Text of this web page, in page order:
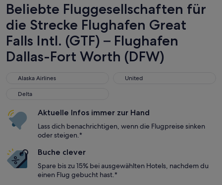
Beliebte Fluggesellschaften für
die Strecke Flughafen Great
Falls Intl. (GTF) – Flughafen
Dallas-Fort Worth (DFW)
Alaska Airlines
Alaska Airlines United
United
Delta
Delta
Aktuelle Infos immer zur Hand
Lass dich benachrichtigen, wenn die Flugpreise sinken
oder steigen.*
Buche clever
Spare bis zu 15% bei ausgewählten Hotels, nachdem du
einen Flug gebucht hast.*